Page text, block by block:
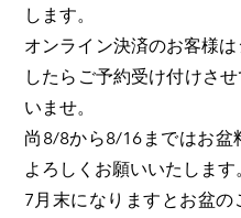
します。
オンライン決済のお客様
したらご予約受け付けさ
いませ。
尚8/8から8/16まではお盆
よろしくお願いいたします
7月末になりますとお盆